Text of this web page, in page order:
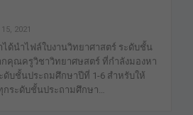
2021
ด้นำไฟล์ใบงานวิทยาศาสตร์ ระดับชั้น
คุณครูวิชาวิทยาศษสตร์ ที่กำลังมองหา
ดับชั้นประถมศึกษาปีที่ 1-6 สำหรับให้
ระดับชั้นประถามศึกษา…